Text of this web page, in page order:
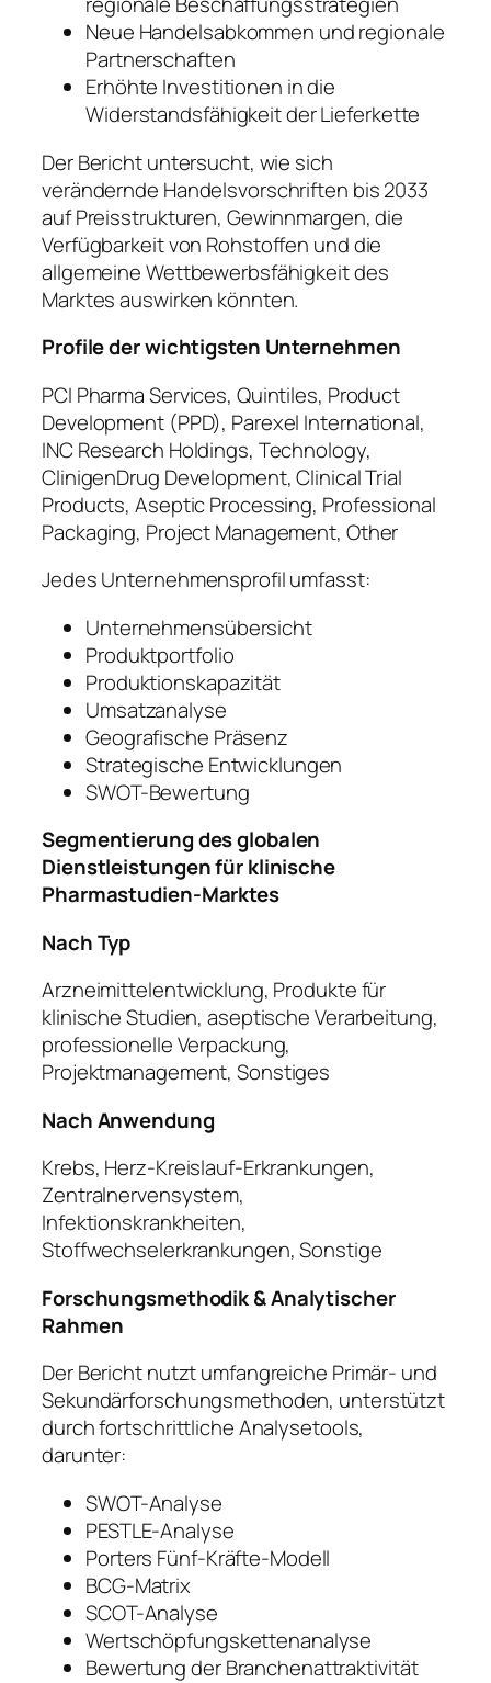
Neue Handelsabkommen und regionale
Partnerschaften
Erhöhte Investitionen in die
Widerstandsfähigkeit der Lieferkette
Der Bericht untersucht, wie sich
verändernde Handelsvorschriften bis 2033
auf Preisstrukturen, Gewinnmargen, die
Verfügbarkeit von Rohstoffen und die
allgemeine Wettbewerbsfähigkeit des
Marktes auswirken könnten.
Profile der wichtigsten Unternehmen
PCI Pharma Services, Quintiles, Product
Development (PPD), Parexel International,
INC Research Holdings, Technology,
ClinigenDrug Development, Clinical Trial
Products, Aseptic Processing, Professional
Packaging, Project Management, Other
Jedes Unternehmensprofil umfasst:
Unternehmensübersicht
Produktportfolio
Produktionskapazität
Umsatzanalyse
Geografische Präsenz
Strategische Entwicklungen
SWOT-Bewertung
Segmentierung des globalen
Dienstleistungen für klinische
Pharmastudien-Marktes
Nach Typ
Arzneimittelentwicklung, Produkte für
klinische Studien, aseptische Verarbeitung,
professionelle Verpackung,
Projektmanagement, Sonstiges
Nach Anwendung
Krebs, Herz-Kreislauf-Erkrankungen,
Zentralnervensystem,
Infektionskrankheiten,
Stoffwechselerkrankungen, Sonstige
Forschungsmethodik & Analytischer
Rahmen
Der Bericht nutzt umfangreiche Primär- und
Sekundärforschungsmethoden, unterstützt
durch fortschrittliche Analysetools,
darunter:
SWOT-Analyse
PESTLE-Analyse
Porters Fünf-Kräfte-Modell
BCG-Matrix
SCOT-Analyse
Wertschöpfungskettenanalyse
Bewertung der Branchenattraktivität